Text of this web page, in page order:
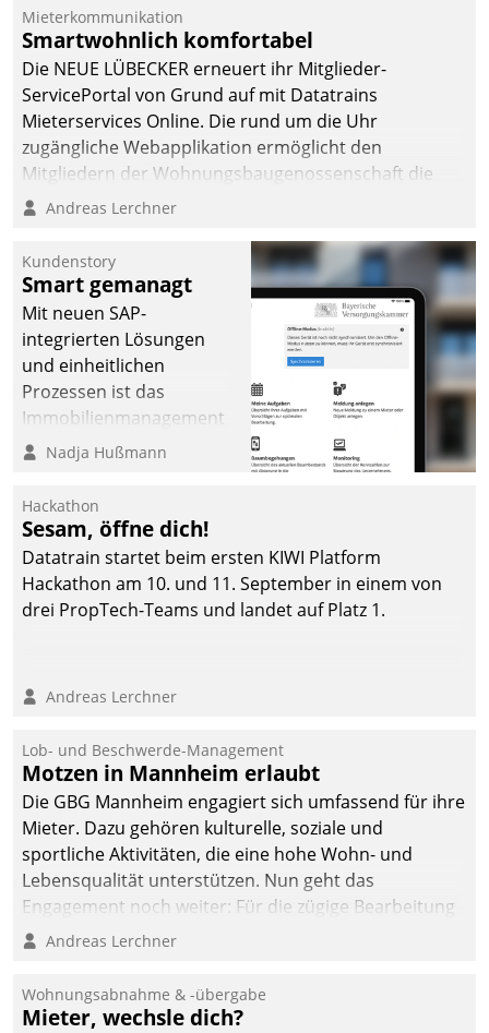
Datatrain ermöglicht
automatisiert ausgelöste,
zielgerichtete
Mieterbefragungen – eine
starke Grundlage für
intelligente,
Entscheidungen.
Mieterkommunikation
Smartwohnlich komfortabel
Die NEUE LÜBECKER erneuert ihr Mitglieder-
ServicePortal von Grund auf mit Datatrains
Mieterservices Online. Die rund um die Uhr
zugängliche Webapplikation ermöglicht den
Mitgliedern der Wohnungs­bau­genossenschaft die
Kontaktaufnahme per Smartphone, Tablet oder PC.
Andreas Lerchner
Kundenstory
Smart gemanagt
Mit neuen SAP-
integrierten Lösungen
und einheitlichen
Prozessen ist das
Immobilienmanagement
der Bayerischen
Ressort Kapitalanlage für
künftige Aufgaben und
Herausforderungen
gerüstet.
Nadja Hußmann
Hackathon
Sesam, öffne dich!
Datatrain startet beim ersten KIWI Platform
Hackathon am 10. und 11. September in einem von
drei PropTech-Teams und landet auf Platz 1.
Andreas Lerchner
Lob- und Beschwerde-Management
Motzen in Mannheim erlaubt
Die GBG Mannheim engagiert sich umfassend für ihre
Mieter. Dazu gehören kulturelle, soziale und
sportliche Aktivitäten, die eine hohe Wohn- und
Lebensqualität unterstützen. Nun geht das
Engagement noch weiter: Für die zügige Bearbeitung
von Beschwerden – oder Lob – richtet das
und Beschwerde-Management einen eigenen Kanal
ein.
Andreas Lerchner
Wohnungsabnahme & -übergabe
Mieter, wechsle dich?